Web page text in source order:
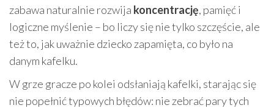
zabawa naturalnie rozwija koncentrację, pamięć i
logiczne myślenie – bo liczy się nie tylko szczęście, ale
też to, jak uważnie dziecko zapamięta, co było na
danym kafelku.
W grze gracze po kolei odsłaniają kafelki, starając się
nie popełnić typowych błędów: nie zebrać pary tych